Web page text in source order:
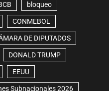
bloqueo
CONMEBOL
DE DIPUTADOS
DONALD TRUMP
EEUU
Subnacionales 2026